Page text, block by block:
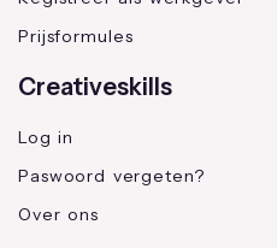
Prijsformules
Creativeskills
Log in
Paswoord vergeten?
Over ons